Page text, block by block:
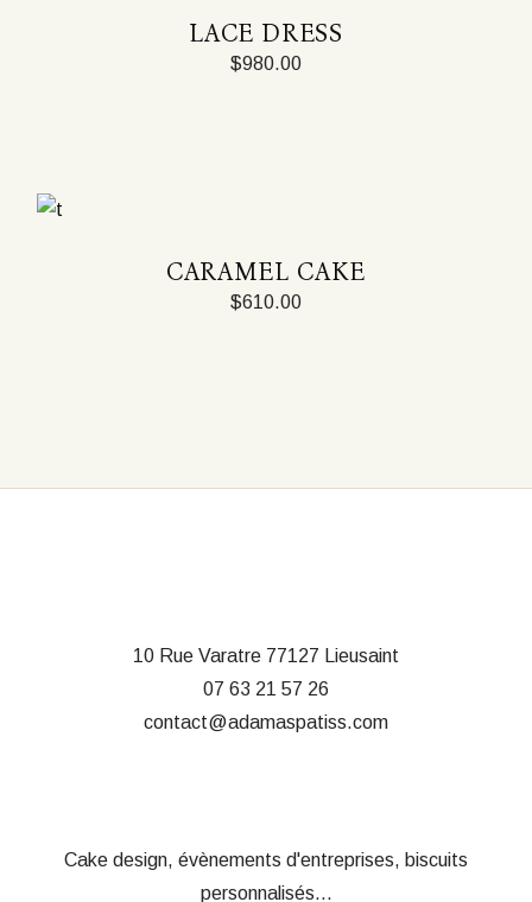
LACE DRESS
$980.00
CARAMEL CAKE
$610.00
10 Rue Varatre 77127 Lieusaint
07 63 21 57 26
contact@adamaspatiss.com
Cake design, évènements d'entreprises, biscuits
personnalisés...